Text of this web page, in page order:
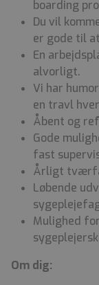
boarding
Du vil
er gode til
En
alvorligt.
Vi har
en travl
Åbent og
Gode
fast
Årligt
Løbende
Mulighed
Om dig: